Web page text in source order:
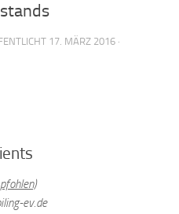
17. MÄRZ 2016 ·
ev.de